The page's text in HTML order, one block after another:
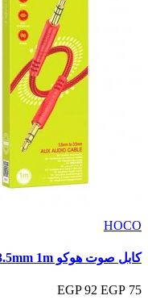
HOCO
كابل صوت هوكو upa24 aux 3.5mm 1m
75 EGP
92 EGP